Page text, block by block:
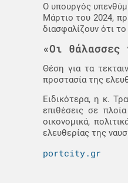
Ο υπουργός
Μάρτιο του 2024,
διασφαλίζουν ότι
«Οι θάλασσες
Θέση για τα
προστασία της
Ειδικότερα, η κ.
επιθέσεις σε
οικονομικά,
ελευθερίας της
portcity.gr